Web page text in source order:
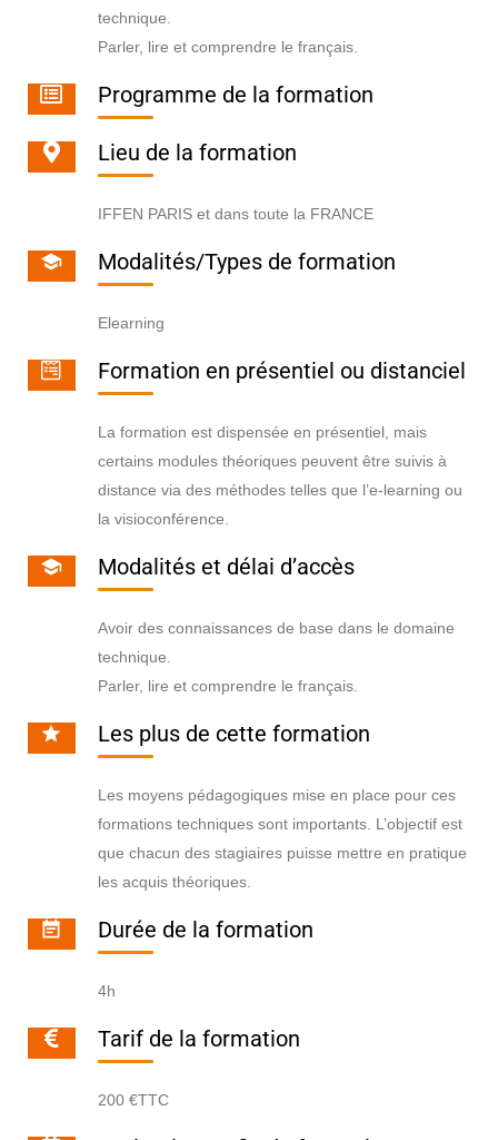
technique.
Parler, lire et comprendre le français.
Programme de la formation
Lieu de la formation
IFFEN PARIS et dans toute la FRANCE
Modalités/Types de formation
Elearning
Formation en présentiel ou distanciel
La formation est dispensée en présentiel, mais
certains modules théoriques peuvent être suivis à
distance via des méthodes telles que l’e-learning ou
la visioconférence.
Modalités et délai d’accès
Avoir des connaissances de base dans le domaine
technique.
Parler, lire et comprendre le français.
Les plus de cette formation
Les moyens pédagogiques mise en place pour ces
formations techniques sont importants. L’objectif est
que chacun des stagiaires puisse mettre en pratique
les acquis théoriques.
Durée de la formation
4h
Tarif de la formation
200 €TTC